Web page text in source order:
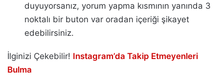
duyuyorsanız, yorum yapma kısmının yanında 3
noktalı bir buton var oradan içeriği şikayet
edebilirsiniz.
İlginizi Çekebilir! Instagram’da Takip Etmeyenleri
Bulma